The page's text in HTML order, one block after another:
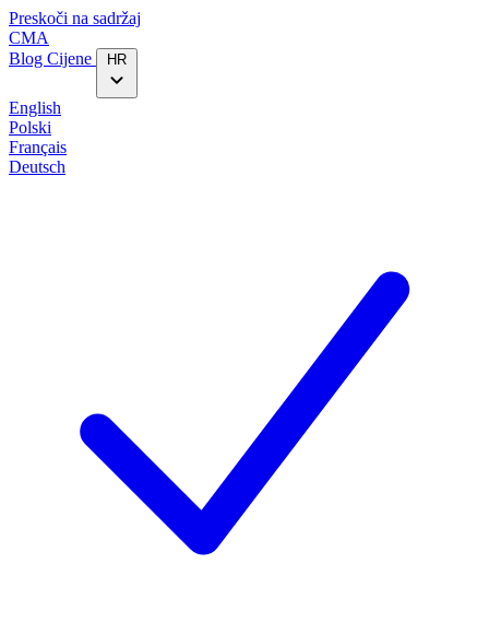
Preskoči na sadržaj
CMA
Blog‎ Cijene HR
English
Polski
Français
Deutsch